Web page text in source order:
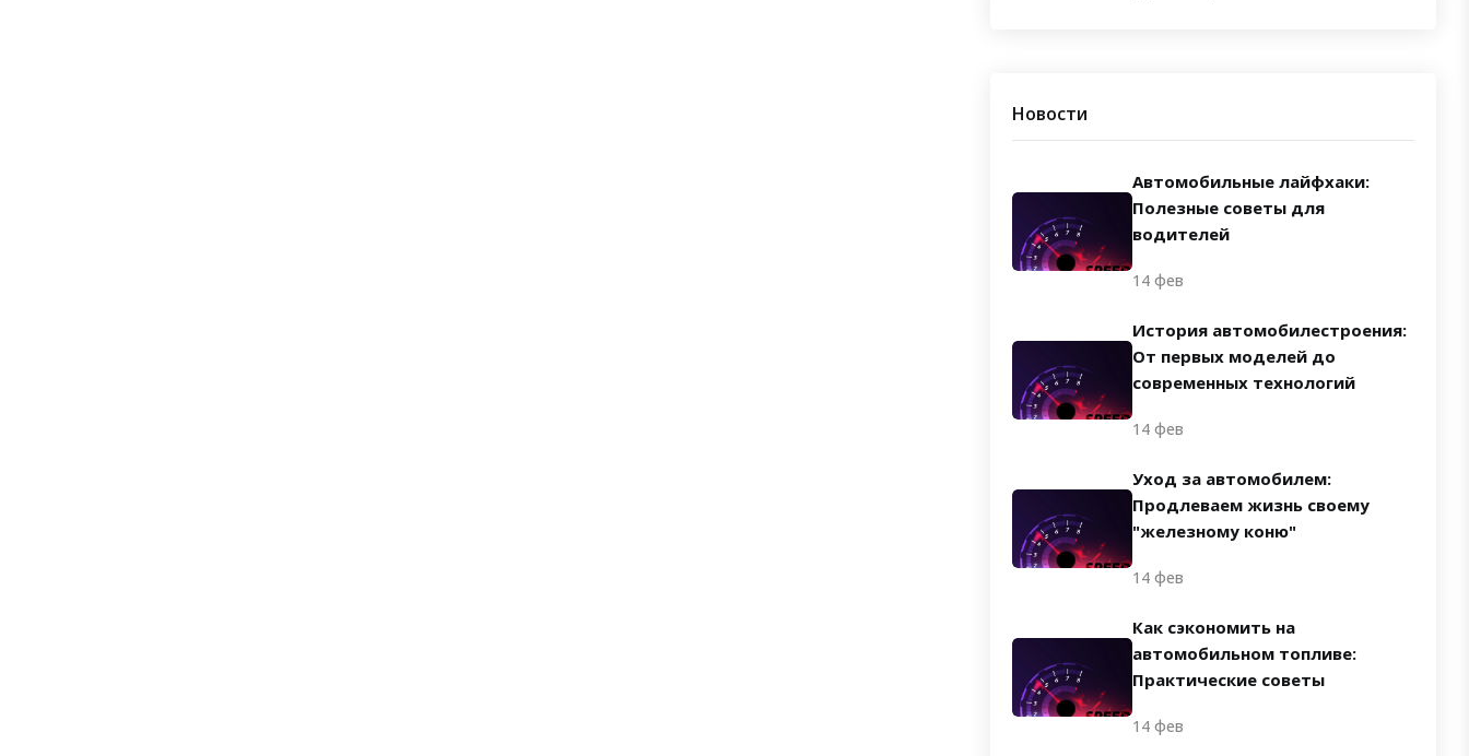
Новости
Автомобильные лайфхаки:
Полезные советы для
водителей
14 фев
История автомобилестроения:
От первых моделей до
современных технологий
14 фев
Уход за автомобилем:
Продлеваем жизнь своему
"железному коню"
14 фев
Как сэкономить на
автомобильном топливе:
Практические советы
14 фев